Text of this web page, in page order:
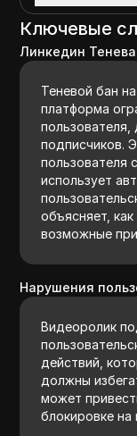
Ключевые
Линкедин
Теневой бан
платформа
подписчиков.
пользователя
использует
объясняет,
возможные
Нарушения
Видеоролик
действий,
должны
может
блокировке на